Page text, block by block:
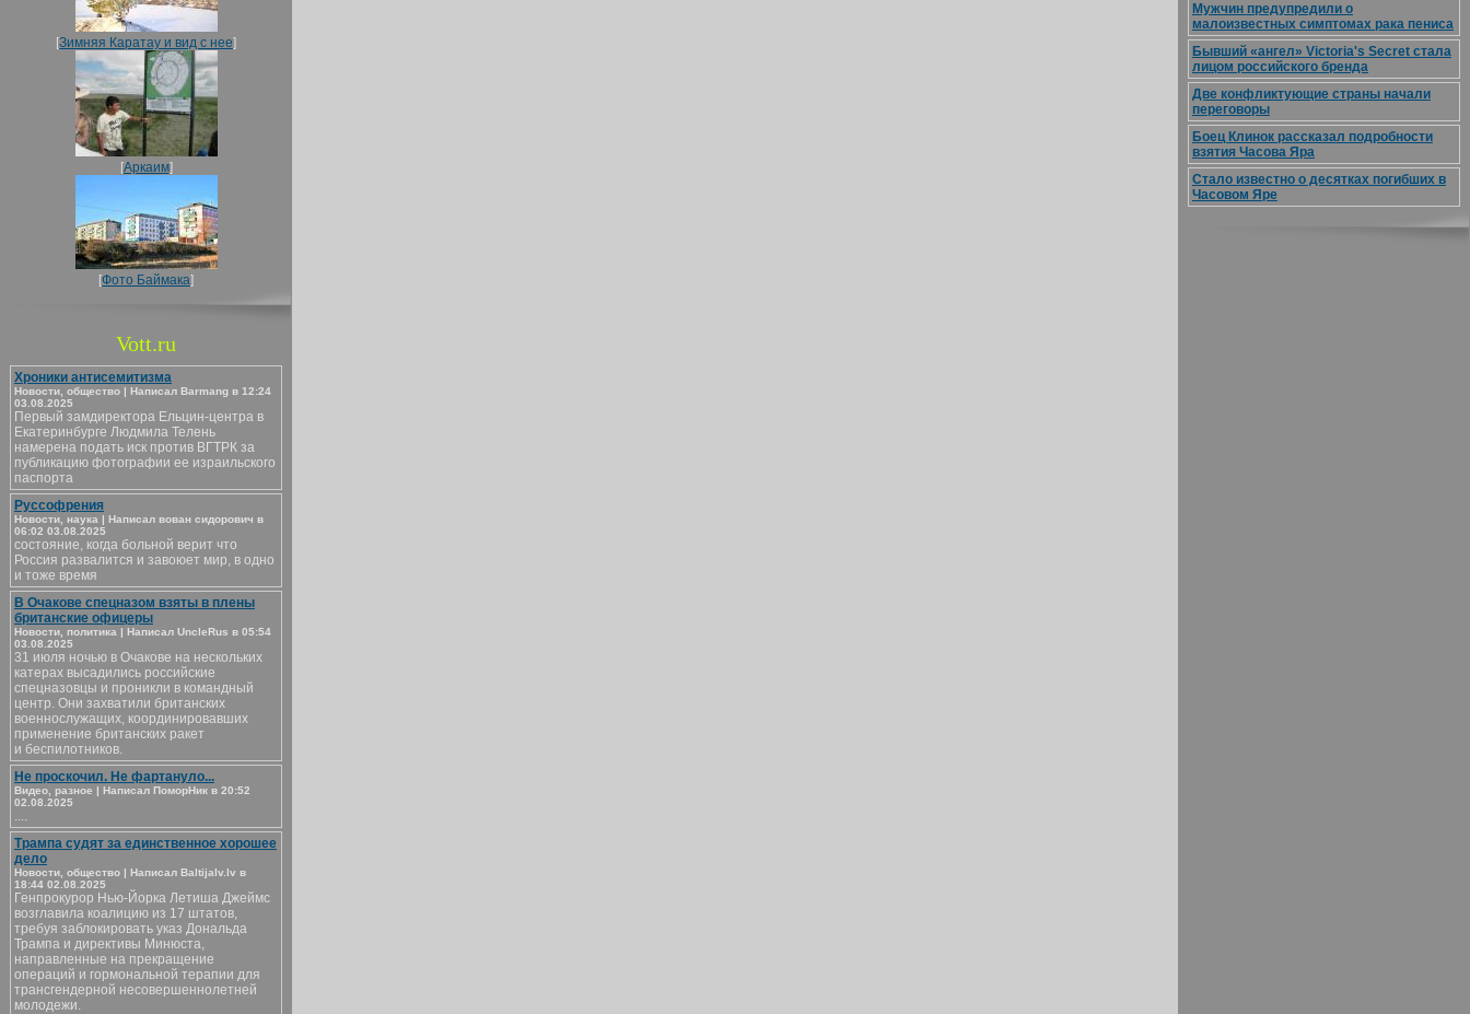
[Зимняя Каратау и вид с нее]
[Аркаим]
[Фото Баймака]
Vott.ru
Хроники антисемитизма
Новости, общество | Написал Barmang в 12:24
03.08.2025
Первый замдиректора Ельцин-центра в
Екатеринбурге Людмила Телень
намерена подать иск против ВГТРК за
публикацию фотографии ее израильского
паспорта
Руссофрения
Новости, наука | Написал вован сидорович в
06:02 03.08.2025
состояние, когда больной верит что
Россия развалится и завоюет мир, в одно
и тоже время
В Очакове спецназом взяты в плены
британские офицеры
Новости, политика | Написал UncleRus в 05:54
03.08.2025
31 июля ночью в Очакове на нескольких
катерах высадились российские
спецназовцы и проникли в командный
центр. Они захватили британских
военнослужащих, координировавших
применение британских ракет
и беспилотников.
Не проскочил. Не фартануло...
Видео, разное | Написал ПоморНик в 20:52
02.08.2025
....
Трампа судят за единственное хорошее
дело
Новости, общество | Написал Baltijalv.lv в
18:44 02.08.2025
Генпрокурор Нью-Йорка Летиша Джеймс
возглавила коалицию из 17 штатов,
требуя заблокировать указ Дональда
Трампа и директивы Минюста,
направленные на прекращение
операций и гормональной терапии для
трансгендерной несовершеннолетней
молодежи.
Мужчин предупредили о
малоизвестных симптомах рака пениса
Бывший «ангел» Victoria's Secret стала
лицом российского бренда
Две конфликтующие страны начали
переговоры
Боец Клинок рассказал подробности
взятия Часова Яра
Стало известно о десятках погибших в
Часовом Яре